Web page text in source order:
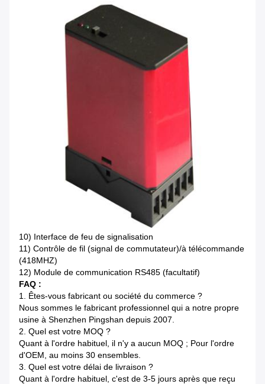
10) Interface de feu de signalisation
11) Contrôle de fil (signal de commutateur)/à télécommande
(418MHZ)
12) Module de communication RS485 (facultatif)
FAQ :
1. Êtes-vous fabricant ou société du commerce ?
Nous sommes le fabricant professionnel qui a notre propre
usine à Shenzhen Pingshan depuis 2007.
2. Quel est votre MOQ ?
Quant à l'ordre habituel, il n'y a aucun MOQ ; Pour l'ordre
d'OEM, au moins 30 ensembles.
3. Quel est votre délai de livraison ?
Quant à l'ordre habituel, c'est de 3-5 jours après que reçu